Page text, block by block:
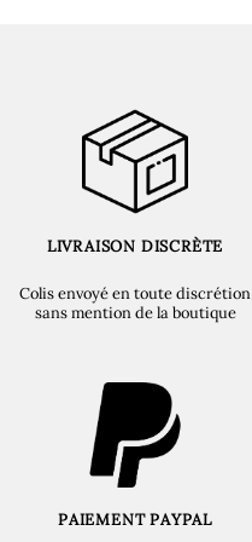
LIVRAISON DISCRÈTE
Colis envoyé en toute discrétion
sans mention de la boutique
PAIEMENT PAYPAL